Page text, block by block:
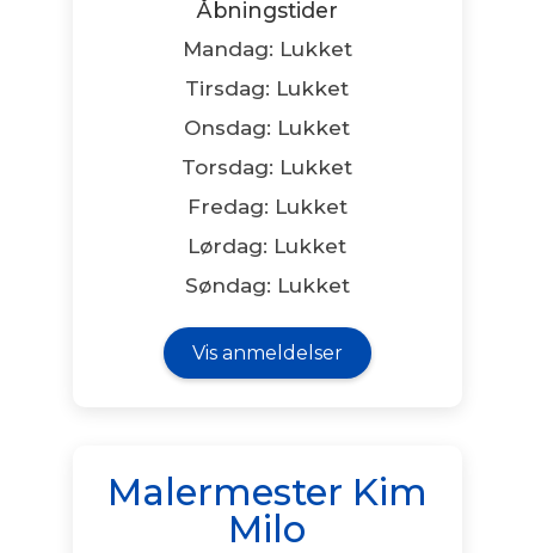
Åbningstider
Mandag: Lukket
Tirsdag: Lukket
Onsdag: Lukket
Torsdag: Lukket
Fredag: Lukket
Lørdag: Lukket
Søndag: Lukket
Vis anmeldelser
Malermester Kim
Milo